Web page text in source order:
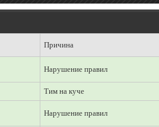
Причина
Нарушение правил
Тим на куче
Нарушение правил